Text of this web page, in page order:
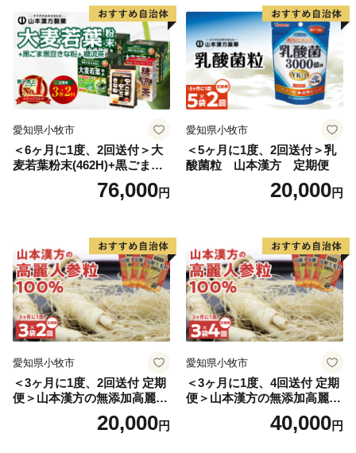
愛知県小牧市
＜6ヶ月に1度、2回送付＞大
麦若葉粉末(462H)+黒ごま黒
豆きな粉+ 糖流茶 山本漢
76,000円
愛知県小牧市
＜5ヶ月に1度、2回送付＞乳
酸菌粒 山本漢方 定期便
20,000円
愛知県小牧市
＜3ヶ月に1度、2回送付 定期
便＞山本漢方の無添加高麗人
20,000円
愛知県小牧市
＜3ヶ月に1度、4回送付 定期
便＞山本漢方の無添加高麗人
40,000円